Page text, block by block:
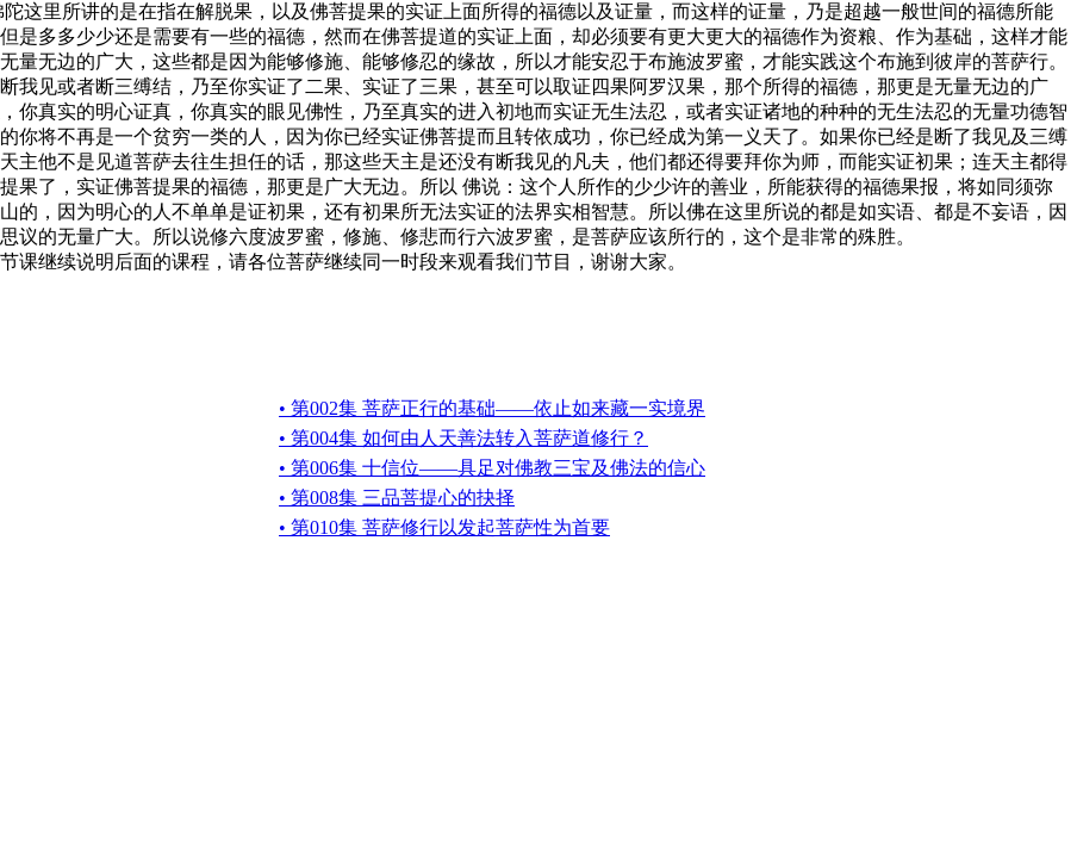
这里所讲的是在指在解脱果，以及佛菩提果的实证上面所得的福德以及证量，而这样的证量，乃是超越一般世间的福德所能
是多多少少还是需要有一些的福德，然而在佛菩提道的实证上面，却必须要有更大更大的福德作为资粮、作为基础，这样才能
无边的广大，这些都是因为能够修施、能够修忍的缘故，所以才能安忍于布施波罗蜜，才能实践这个布施到彼岸的菩萨行。
见或者断三缚结，乃至你实证了二果、实证了三果，甚至可以取证四果阿罗汉果，那个所得的福德，那更是无量无边的广
你真实的明心证真，你真实的眼见佛性，乃至真实的进入初地而实证无生法忍，或者实证诸地的种种的无生法忍的无量功德智
你将不再是一个贫穷一类的人，因为你已经实证佛菩提而且转依成功，你已经成为第一义天了。如果你已经是断了我见及三缚
主他不是见道菩萨去往生担任的话，那这些天主是还没有断我见的凡夫，他们都还得要拜你为师，而能实证初果；连天主都得
果了，实证佛菩提果的福德，那更是广大无边。所以 佛说：这个人所作的少少许的善业，所能获得的福德果报，将如同须弥
的，因为明心的人不单单是证初果，还有初果所无法实证的法界实相智慧。所以佛在这里所说的都是如实语、都是不妄语，因
的无量广大。所以说修六度波罗蜜，修施、修悲而行六波罗蜜，是菩萨应该所行的，这个是非常的殊胜。
继续说明后面的课程，请各位菩萨继续同一时段来观看我们节目，谢谢大家。
• 第002集 菩萨正行的基础——依止如来藏一实境界
• 第004集 如何由人天善法转入菩萨道修行？
• 第006集 十信位——具足对佛教三宝及佛法的信心
• 第008集 三品菩提心的抉择
• 第010集 菩萨修行以发起菩萨性为首要